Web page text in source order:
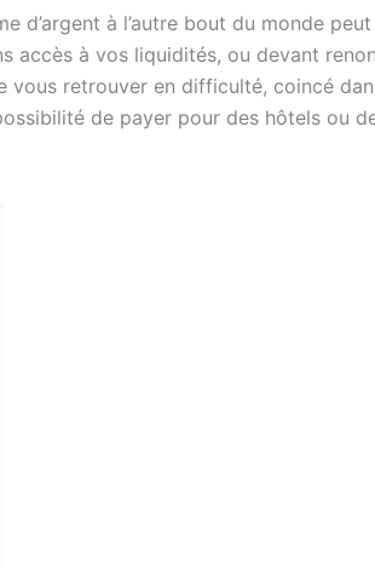
d’argent à l’autre bout du monde
accès à vos liquidités, ou devant
retrouver en difficulté, coincé
de payer pour des hôtels ou